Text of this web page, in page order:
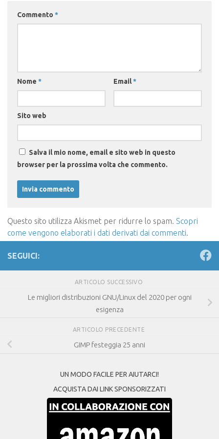
Commento *
Nome * Email*
Sito web
Salva il mio nome, email e sito web in questo
browser per la prossima volta che commento.
Questo sito utilizza Akismet per ridurre lo spam. Scopri
come vengono elaborati i dati derivati dai commenti
SEGUICI:
ARTICOLO SUCCESSIVO
Le migliori distribuzioni GNU/Linux del 2020 per ogni
esigenza
ARTICOLO PRECEDENTE
GIMP festeggia 25 anni
UN MODO FACILE PER AIUTARCI!
ACQUISTA DAI LINK SPONSORIZZATI